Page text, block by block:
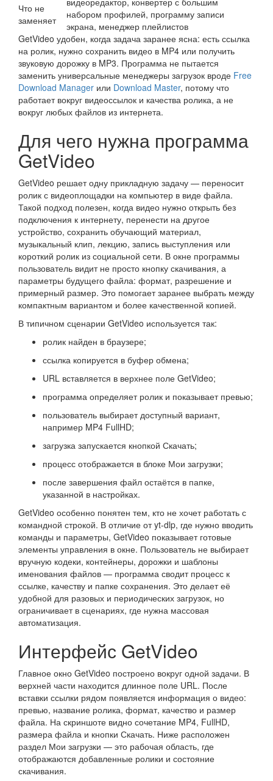
Что не
заменяет
набором профилей, программу записи
экрана, менеджер плейлистов
GetVideo удобен, когда задача заранее ясна: есть ссылка
на ролик, нужно сохранить видео в MP4 или получить
звуковую дорожку в MP3. Программа не пытается
заменить универсальные менеджеры загрузок вроде Free
Download Manager или Download Master, потому что
работает вокруг видеоссылок и качества ролика, а не
вокруг любых файлов из интернета.
Для чего нужна программа
GetVideo
GetVideo решает одну прикладную задачу — переносит
ролик с видеоплощадки на компьютер в виде файла.
Такой подход полезен, когда видео нужно открыть без
подключения к интернету, перенести на другое
устройство, сохранить обучающий материал,
музыкальный клип, лекцию, запись выступления или
короткий ролик из социальной сети. В окне программы
пользователь видит не просто кнопку скачивания, а
параметры будущего файла: формат, разрешение и
примерный размер. Это помогает заранее выбрать между
компактным вариантом и более качественной копией.
В типичном сценарии GetVideo используется так:
ролик найден в браузере;
ссылка копируется в буфер обмена;
URL вставляется в верхнее поле GetVideo;
программа определяет ролик и показывает превью;
пользователь выбирает доступный вариант,
например MP4 FullHD;
загрузка запускается кнопкой Скачать;
процесс отображается в блоке Мои загрузки;
после завершения файл остаётся в папке,
указанной в настройках.
GetVideo особенно понятен тем, кто не хочет работать с
командной строкой. В отличие от yt-dlp, где нужно вводить
команды и параметры, GetVideo показывает готовые
элементы управления в окне. Пользователь не выбирает
вручную кодеки, контейнеры, дорожки и шаблоны
именования файлов — программа сводит процесс к
ссылке, качеству и папке сохранения. Это делает её
удобной для разовых и периодических загрузок, но
ограничивает в сценариях, где нужна массовая
автоматизация.
Интерфейс GetVideo
Главное окно GetVideo построено вокруг одной задачи. В
верхней части находится длинное поле URL. После
вставки ссылки рядом появляется информация о видео:
превью, название ролика, формат, качество и размер
файла. На скриншоте видно сочетание MP4, FullHD,
размера файла и кнопки Скачать. Ниже расположен
раздел Мои загрузки — это рабочая область, где
отображаются добавленные ролики и состояние
скачивания.